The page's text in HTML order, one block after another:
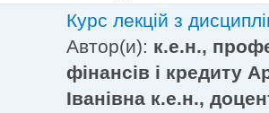
Курс лекцій з
Автор(и): к.е.н.,
фінансів і кредиту
Іванівна к.е.н.,